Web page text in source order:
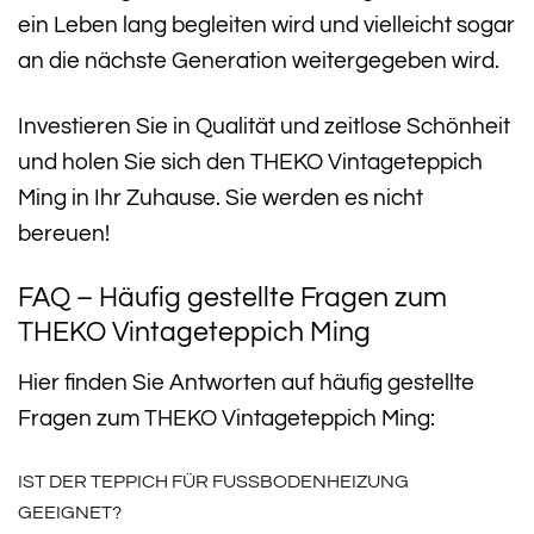
ein Leben lang begleiten wird und vielleicht sogar
an die nächste Generation weitergegeben wird.
Investieren Sie in Qualität und zeitlose Schönheit
und holen Sie sich den THEKO Vintageteppich
Ming in Ihr Zuhause. Sie werden es nicht
bereuen!
FAQ – Häufig gestellte Fragen zum
THEKO Vintageteppich Ming
Hier finden Sie Antworten auf häufig gestellte
Fragen zum THEKO Vintageteppich Ming:
IST DER TEPPICH FÜR FUSSBODENHEIZUNG G
EEIGNET?